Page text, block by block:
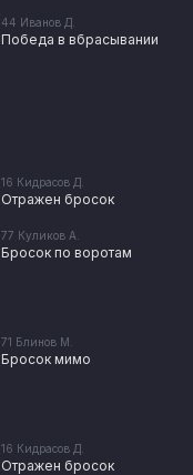
44 Иванов Д.
Победа в вбрасывании
16 Кидрасов Д.
Отражен бросок
77 Куликов А.
Бросок по воротам
71 Блинов М.
Бросок мимо
16 Кидрасов Д.
Отражен бросок